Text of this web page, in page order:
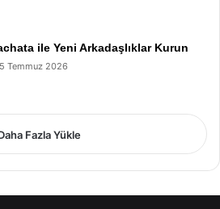
ile Yeni Arkadaşlıklar Kurun
Temmuz 2026
Fazla Yükle